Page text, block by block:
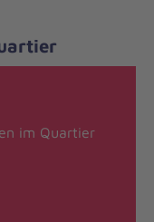
im Quartier